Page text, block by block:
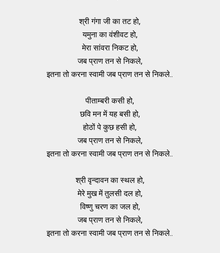
श्री गंगा जी का तट हो,
यमुना का वंशीवट हो,
मेरा सांवरा निकट हो,
जब प्राण तन से निकले,
इतना तो करना स्वामी जब प्राण तन से निकले..
पीताम्बरी कसी हो,
छवि मन में यह बसी हो,
होठों पे कुछ हसी हो,
जब प्राण तन से निकले,
इतना तो करना स्वामी जब प्राण तन से निकले..
श्री वृन्दावन का स्थल हो,
मेरे मुख में तुलसी दल हो,
विष्णु चरण का जल हो,
जब प्राण तन से निकले,
इतना तो करना स्वामी जब प्राण तन से निकले..